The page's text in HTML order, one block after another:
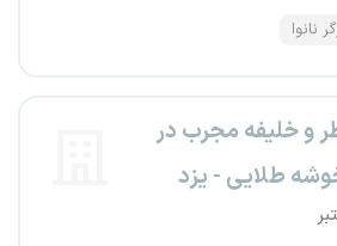
نانوا
و خلیفه مجرب در
طلایی - یزد